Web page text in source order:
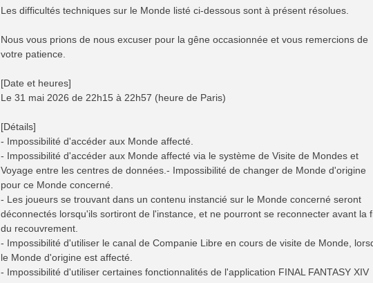
Les difficultés techniques sur le Monde listé ci-dessous sont à présent résolues.
Nous vous prions de nous excuser pour la gêne occasionnée et vous remercions de
votre patience.
[Date et heures]
Le 31 mai 2026 de 22h15 à 22h57 (heure de Paris)
[Détails]
- Impossibilité d'accéder aux Monde affecté.
- Impossibilité d'accéder aux Monde affecté via le système de Visite de Mondes et
Voyage entre les centres de données.- Impossibilité de changer de Monde d'origine
pour ce Monde concerné.
- Les joueurs se trouvant dans un contenu instancié sur le Monde concerné seront
déconnectés lorsqu'ils sortiront de l'instance, et ne pourront se reconnecter avant la
du recouvrement.
- Impossibilité d'utiliser le canal de Companie Libre en cours de visite de Monde,
le Monde d'origine est affecté.
- Impossibilité d'utiliser certaines fonctionnalités de l'application FINAL FANTASY XIV